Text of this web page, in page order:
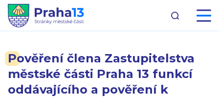
Pověření člena Zastupitelstva
městské části Praha 13 funkcí
oddávajícího a pověření k